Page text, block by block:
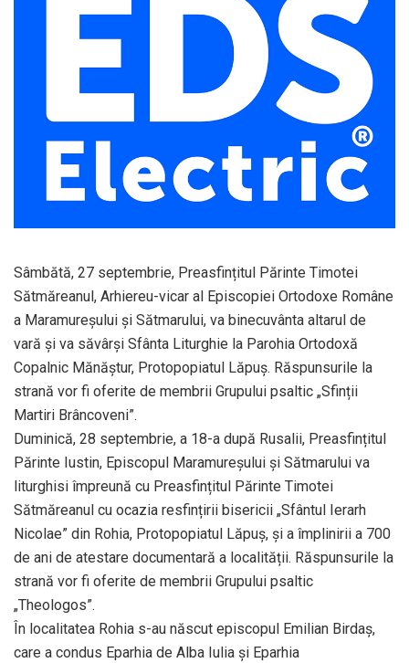
Sâmbătă, 27 septembrie, Preasfințitul Părinte Timotei
Sătmăreanul, Arhiereu-vicar al Episcopiei Ortodoxe Române
a Maramureșului și Sătmarului, va binecuvânta altarul de
vară și va săvârși Sfânta Liturghie la Parohia Ortodoxă
Copalnic Mănăștur, Protopopiatul Lăpuș. Răspunsurile la
strană vor fi oferite de membrii Grupului psaltic „Sfinții
Martiri Brâncoveni”.
Duminică, 28 septembrie, a 18-a după Rusalii, Preasfințitul
Părinte Iustin, Episcopul Maramureșului și Sătmarului va
liturghisi împreună cu Preasfințitul Părinte Timotei
Sătmăreanul cu ocazia resfințirii bisericii „Sfântul Ierarh
Nicolae” din Rohia, Protopopiatul Lăpuș, și a împlinirii a 700
de ani de atestare documentară a localității. Răspunsurile la
strană vor fi oferite de membrii Grupului psaltic
„Theologos”.
În localitatea Rohia s-au născut episcopul Emilian Birdaș,
care a condus Eparhia de Alba Iulia și Eparhia